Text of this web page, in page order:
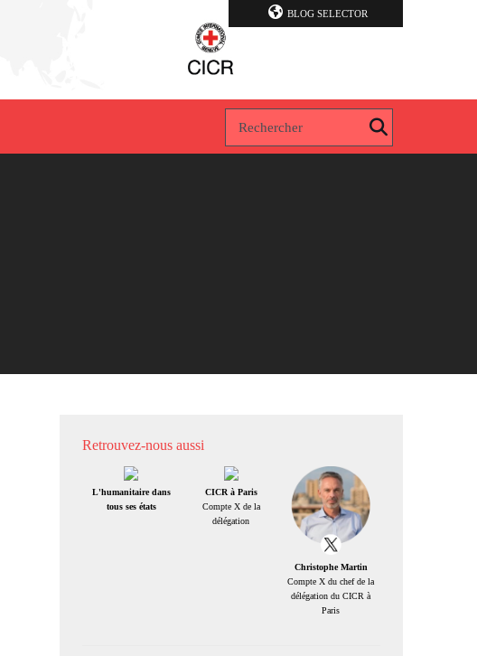
BLOG SELECTOR
Retrouvez-nous aussi
L'humanitaire dans
tous ses états
CICR à Paris
Compte X de la
délégation
Christophe Martin
Compte X du chef de la
délégation du CICR à
Paris